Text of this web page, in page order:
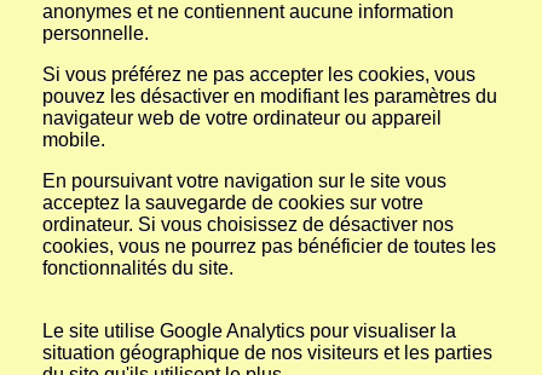
anonymes et ne contiennent aucune information
personnelle.
Si vous préférez ne pas accepter les cookies, vous
pouvez les désactiver en modifiant les paramètres du
navigateur web de votre ordinateur ou appareil
mobile.
En poursuivant votre navigation sur le site vous
acceptez la sauvegarde de cookies sur votre
ordinateur. Si vous choisissez de désactiver nos
cookies, vous ne pourrez pas bénéficier de toutes les
fonctionnalités du site.
Le site utilise Google Analytics pour visualiser la
situation géographique de nos visiteurs et les parties